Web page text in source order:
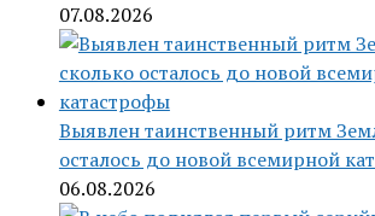
07.08.2026
Выявлен таинственный ритм
осталось до новой всемирной
06.08.2026